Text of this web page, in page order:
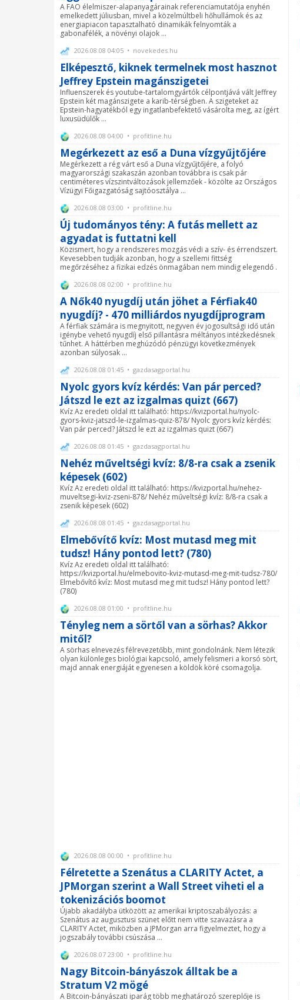
A FAO élelmiszer-alapanyagárainak referenciamutatója enyhén
emelkedett júliusban, mivel a közelmúltbeli hőhullámok és az
energiapiacon tapasztalható dinamikák felnyomták a
gabonafélék, a növényi olajok ...
2026.08.08 04:05 • novekedes.hu
Elképesztő, kiknek termelnek most hasznot
Jeffrey Epstein magánszigetei
Influenszerek és youtube-tartalomgyártók célpontjává vált Jeffrey
Epstein két magánszigete a karib-térségben. A szigeteket az
Epstein-hagyatékból egy ingatlanbefektető vásárolta meg, az ígért
luxusüdülők ...
2026.08.08 04:00 • profitline.hu
Megérkezett az eső a Duna vízgyűjtőjére
Megérkezett a rég várt eső a Duna vízgyűjtőjére, a folyó
magyarországi szakaszán azonban továbbra is csak pár
centiméteres vízszintváltozások jellemzőek - közölte az Országos
Vízügyi Főigazgatóság sajtóosztálya ...
2026.08.08 03:00 • profitline.hu
Új tudományos tény: A futás mellett az
agyadat is futtatni kell
Közismert, hogy a rendszeres mozgás védi a szív- és érrendszert.
Kevesebben tudják azonban, hogy a szellemi fittség
megőrzéséhez a fizikai edzés önmagában nem mindig elegendő .
2026.08.08 02:00 • profitline.hu
A Nők40 nyugdíj után jöhet a Férfiak40
nyugdíj? - 470 milliárdos nyugdíjprogram
A férfiak számára is megnyitott, negyven év jogosultsági idő után
igénybe vehető nyugdíj első pillantásra méltányos intézkedésnek
tűnhet. A háttérben meghúzódó pénzügyi következmények
azonban súlyosak ...
2026.08.08 01:45 • gazdasagportal.hu
Nyolc gyors kvíz kérdés: Van pár perced?
Játszd le ezt az izgalmas quizt (667)
Kvíz Az eredeti oldal itt található: https://kvizportal.hu/nyolc-
gyors-kviz-jatszd-le-izgalmas-quiz-878/ Nyolc gyors kvíz kérdés:
Van pár perced? Játszd le ezt az izgalmas quizt (667)
2026.08.08 01:45 • gazdasagportal.hu
Nehéz műveltségi kvíz: 8/8-ra csak a zsenik
képesek (602)
Kvíz Az eredeti oldal itt található: https://kvizportal.hu/nehez-
muveltsegi-kviz-zseni-878/ Nehéz műveltségi kvíz: 8/8-ra csak a
zsenik képesek (602)
2026.08.08 01:45 • gazdasagportal.hu
Elmebővítő kvíz: Most mutasd meg mit
tudsz! Hány pontod lett? (780)
Kvíz Az eredeti oldal itt található:
https://kvizportal.hu/elmebovito-kviz-mutasd-meg-mit-tudsz-780/
Elmebővítő kvíz: Most mutasd meg mit tudsz! Hány pontod lett?
(780)
2026.08.08 01:00 • profitline.hu
Tényleg nem a sörtől van a sörhas? Akkor
mitől?
A sörhas elnevezés félrevezetőbb, mint gondolnánk. Nem létezik
olyan különleges biológiai kapcsoló, amely felismeri a korsó sört,
majd annak energiáját egyenesen a köldök köré csomagolja.
2026.08.08 00:00 • profitline.hu
Félretette a Szenátus a CLARITY Actet, a
JPMorgan szerint a Wall Street viheti el a
tokenizációs boomot
Újabb akadályba ütközött az amerikai kriptoszabályozás: a
Szenátus az augusztusi szünet előtt nem vitte szavazásra a
CLARITY Actet, miközben a JPMorgan arra figyelmeztet, hogy a
jogszabály további csúszása ...
2026.08.07 23:00 • profitline.hu
Nagy Bitcoin-bányászok álltak be a
Stratum V2 mögé
A Bitcoin-bányászati iparág több meghatározó szereplője is